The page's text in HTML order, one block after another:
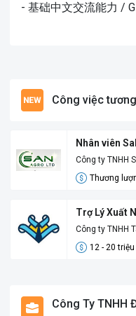
- 基础中文交流能力 /
Công việc
Nhân viên
Công ty TNHH
Thương
Trợ Lý Xuất
Công ty TNHH
12 - 20 triệu
Công Ty TNHH